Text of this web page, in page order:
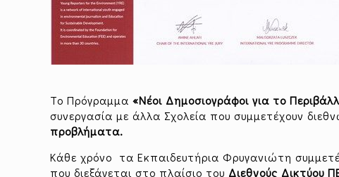
Το Πρόγραμμα«Νέοι Δημοσιογράφοι για το
συνεργασία με άλλα Σχολεία που συμμετέχουν
προβλήματα.
Κάθε χρόνο τα Εκπαιδευτήρια Φρυγανιώτη
που διεξάγεται στο πλαίσιο του Διεθνούς Δικτύου